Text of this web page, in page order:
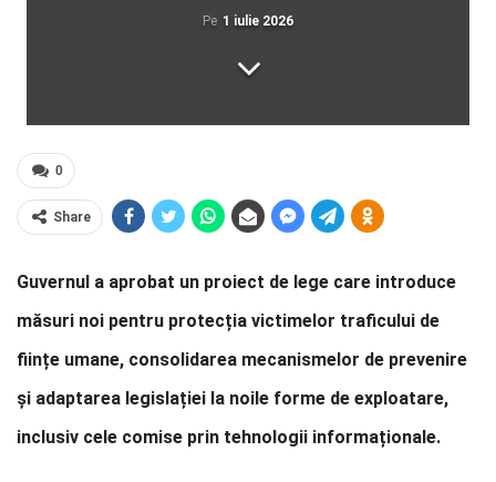
Pe 1 iulie 2026
0
Share
Guvernul a aprobat un proiect de lege care introduce
măsuri noi pentru protecția victimelor traficului de
ființe umane, consolidarea mecanismelor de prevenire
și adaptarea legislației la noile forme de exploatare,
inclusiv cele comise prin tehnologii informaționale.